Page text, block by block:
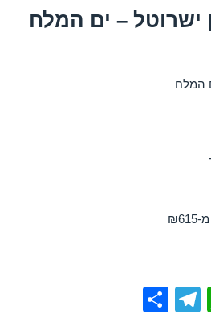
ישרוטל – ים המלח
המלח
ישרוטל – ים המלח 06/11/2018
W
T